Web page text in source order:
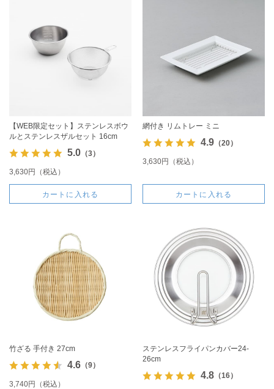
【WEB限定セット】ステンレスボウ
ルとステンレスザルセット 16cm
5.0（3）
3,630円（税込）
カートに入れる
網付き リムトレー ミニ
4.9（20）
3,630円（税込）
カートに入れる
竹ざる 手付き 27cm
4.6（9）
3,740円（税込）
ステンレスフライパンカバー24-
26cm
4.8（16）